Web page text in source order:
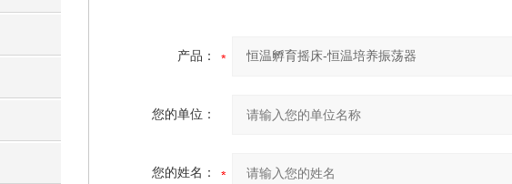
产品：
您的单位：
您的姓名：